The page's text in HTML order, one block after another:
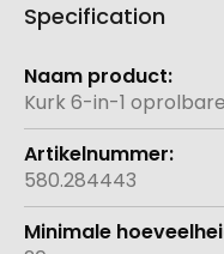
Specification
Meer
informatie
Kurk 6-in-1
580.284443